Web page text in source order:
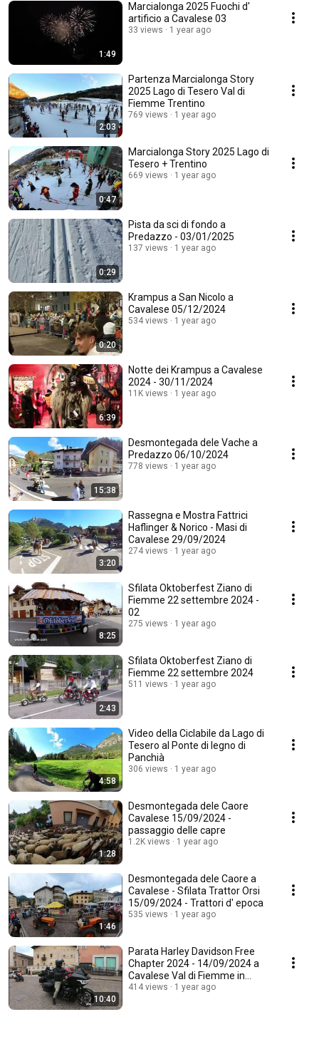
1:49
Marcialonga 2025 Fuochi d'
artificio a Cavalese 03
33 views 1 year ago
2:03
Partenza Marcialonga Story
2025 Lago di Tesero Val di
Fiemme Trentino
769 views 1 year ago
0:47
Marcialonga Story 2025 Lago di
Tesero + Trentino
669 views 1 year ago
0:29
Pista da sci di fondo a
Predazzo - 03/01/2025
137 views 1 year ago
0:20
Krampus a San Nicolo a
Cavalese 05/12/2024
534 views 1 year ago
6:39
Notte dei Krampus a Cavalese
2024 - 30/11/2024
11K views 1 year ago
15:38
Desmontegada dele Vache a
Predazzo 06/10/2024
778 views 1 year ago
3:20
Rassegna e Mostra Fattrici
Haflinger & Norico - Masi di
Cavalese 29/09/2024
274 views 1 year ago
8:25
Sfilata Oktoberfest Ziano di
Fiemme 22 settembre 2024 -
02
275 views 1 year ago
2:43
Sfilata Oktoberfest Ziano di
Fiemme 22 settembre 2024
511 views 1 year ago
4:58
Video della Ciclabile da Lago di
Tesero al Ponte di legno di
Panchià
306 views 1 year ago
1:28
Desmontegada dele Caore
Cavalese 15/09/2024 -
passaggio delle capre
1.2K views 1 year ago
1:46
Desmontegada dele Caore a
Cavalese - Sfilata Trattor Orsi
15/09/2024 - Trattori d' epoca
535 views 1 year ago
10:40
Parata Harley Davidson Free
Chapter 2024 - 14/09/2024 a
Cavalese Val di Fiemme in
Trentino
414 views 1 year ago